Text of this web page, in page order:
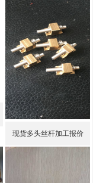
现货多头丝杆加工报价